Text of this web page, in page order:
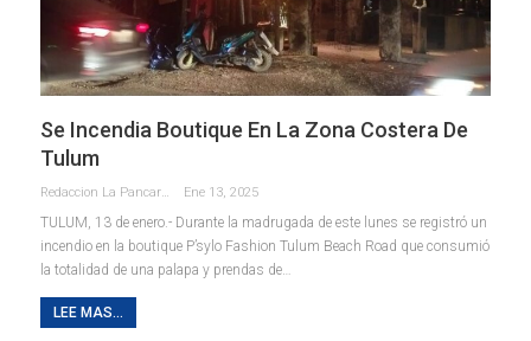
Se Incendia Boutique En La Zona Costera De
Tulum
Redaccion La Pancarta De Quintana Roo Ene 13, 2025
TULUM, 13 de enero.- Durante la madrugada de este lunes se registró un
incendio en la boutique P’sylo Fashion Tulum Beach Road que consumió
la totalidad de una palapa y prendas de…
LEE MAS...